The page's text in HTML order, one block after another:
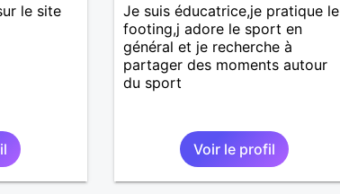
le site
Je suis éducatrice,je pratique le
footing,j adore le sport en
général et je recherche à
partager des moments autour
du sport
Voir le profil